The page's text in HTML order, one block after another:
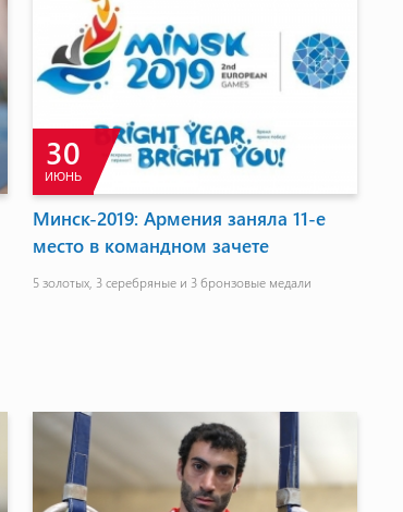
30
ИЮНЬ
Минск-2019: Армения заняла 11-е
место в командном зачете
5 золотых, 3 серебряные и 3 бронзовые медали